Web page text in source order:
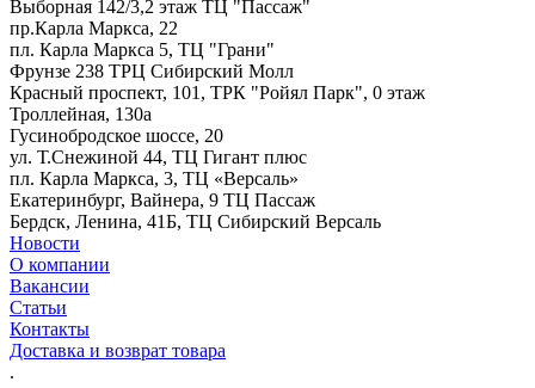
Выборная 142/3,2 этаж ТЦ "Пассаж"
пр.Карла Маркса, 22
пл. Карла Маркса 5, ТЦ "Грани"
Фрунзе 238 ТРЦ Сибирский Молл
Красный проспект, 101, ТРК "Ройял Парк", 0 этаж
Троллейная, 130а
Гусинобродское шоссе, 20
ул. Т.Снежиной 44, ТЦ Гигант плюс
пл. Карла Маркса, 3, ТЦ «Версаль»
Екатеринбург, Вайнера, 9 ТЦ Пассаж
Бердск, Ленина, 41Б, ТЦ Сибирский Версаль
Новости
О компании
Вакансии
Статьи
Контакты
Доставка и возврат товара
.